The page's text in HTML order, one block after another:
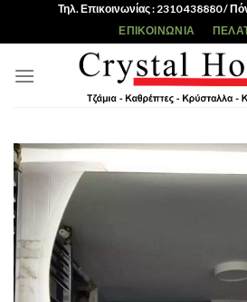
Τηλ. Επικοινωνίας : 2310 438880 /
ΕΠΙΚΟΙΝΩΝΊΑ